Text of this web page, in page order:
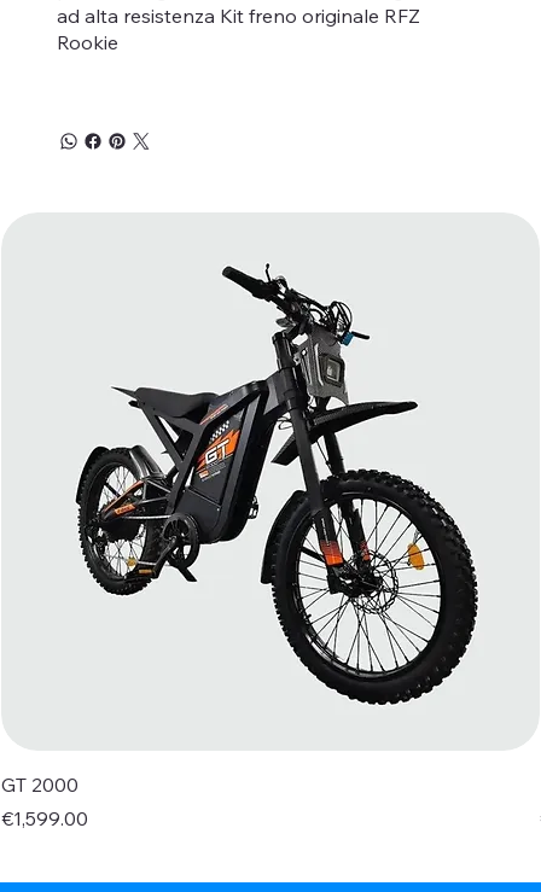
ad alta resistenza Kit freno originale RFZ
Rookie
GT 2000
Price
€1,599.00